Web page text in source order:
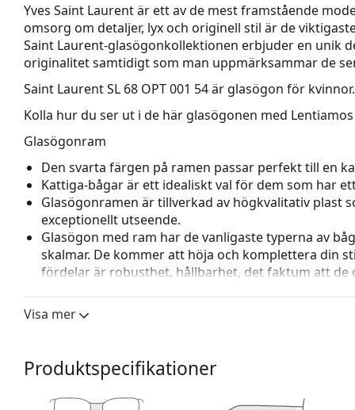
Yves Saint Laurent är ett av de mest framstående
omsorg om detaljer, lyx och originell stil är de
Saint Laurent-glasögonkollektionen erbjuder en unik
originalitet samtidigt som man uppmärksammar de
Saint Laurent SL 68 OPT 001 54är glasögon för kvinnor.
Kolla hur du ser ut i de här glasögonen med
Glasögonram
Den svarta färgen på ramen passar perfekt till en
Kattiga-bågar är ett idealiskt val för dem som har
Glasögonramen är tillverkad av högkvalitativ plast
exceptionellt utseende.
Glasögon med ram har de vanligaste typerna av
skalmar. De kommer att höja och komplettera din
fördelar är robusthet, hållbarhet, det faktum att
Vi levererar glasögonen i sitt originalfodral.
Den medföljande putsduken är idealisk för
modeller kan komma med en tygpåse i stället för
Visa mer
Produktspecifikationer